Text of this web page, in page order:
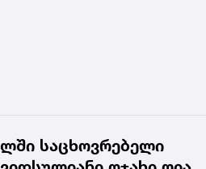
საცხოვრებელი